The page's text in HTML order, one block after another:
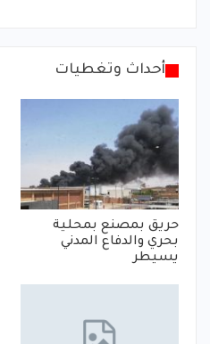
أحداث وتغطيات
حريق بمصنع بمحلية
بحري والدفاع المدني
يسيطر